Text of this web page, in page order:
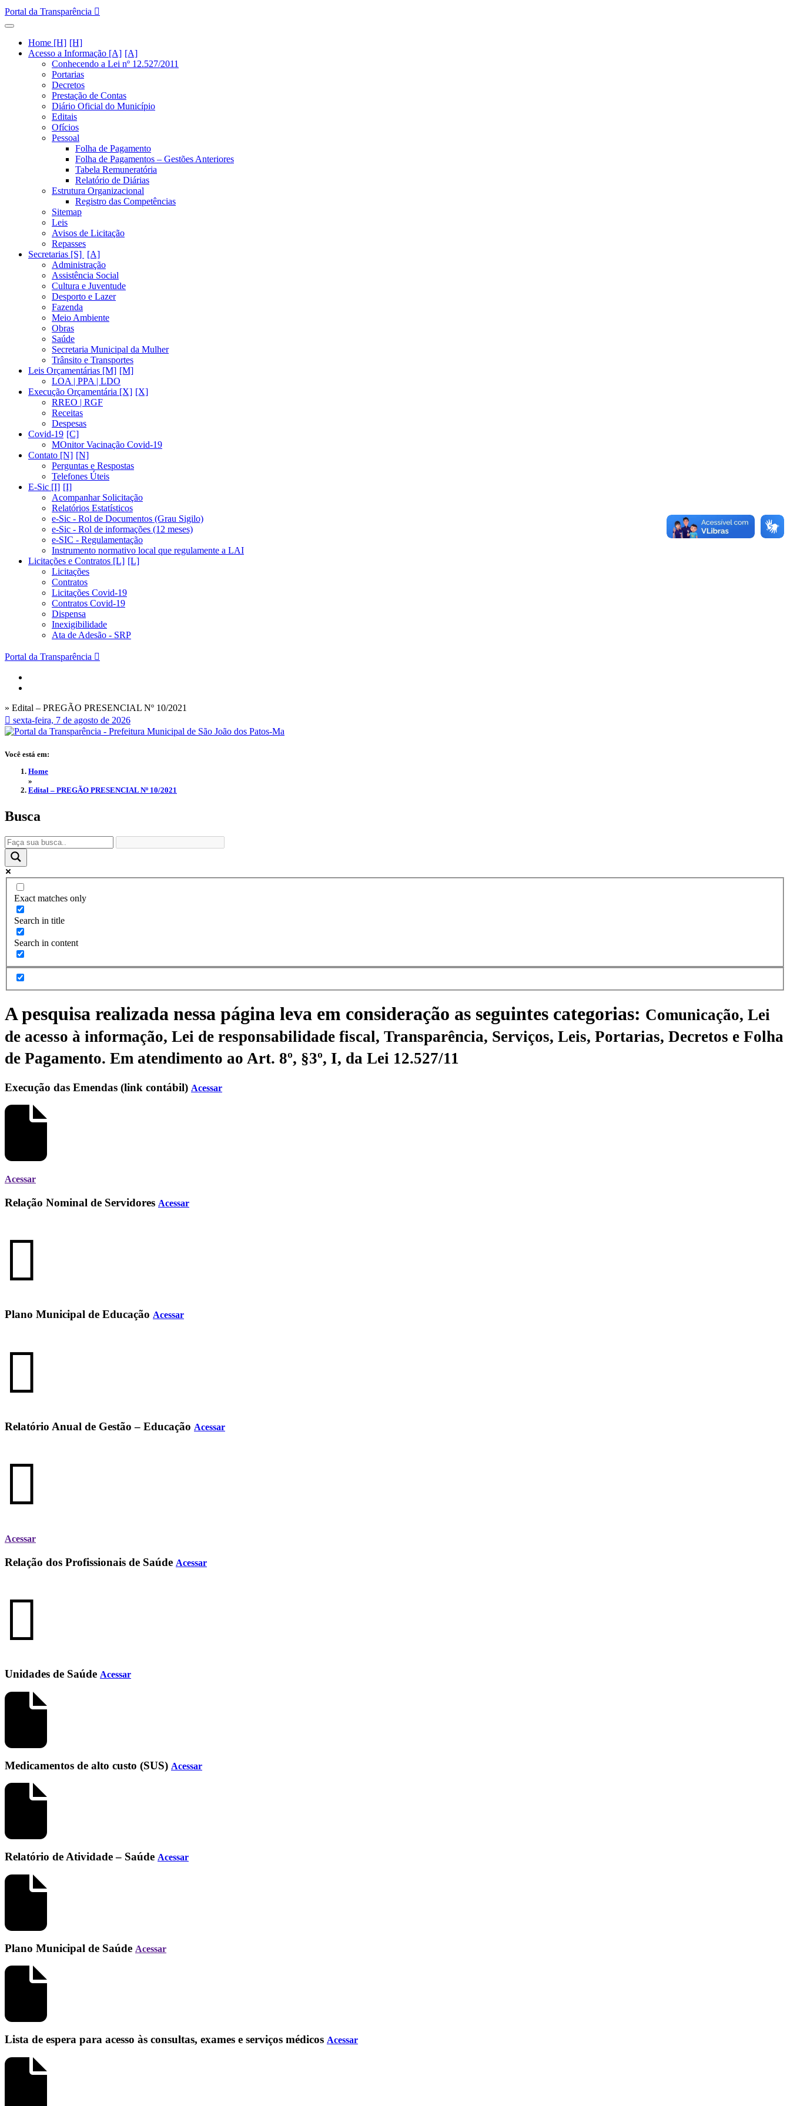
Portal da Transparência
Home [H]
Acesso a Informação [A]
Conhecendo a Lei nº 12.527/2011
Portarias
Decretos
Prestação de Contas
Diário Oficial do Município
Editais
Ofícios
Pessoal
Folha de Pagamento
Folha de Pagamentos – Gestões Anteriores
Tabela Remuneratória
Relatório de Diárias
Estrutura Organizacional
Registro das Competências
Sitemap
Leis
Avisos de Licitação
Repasses
Secretarias [S]
Administração
Assistência Social
Cultura e Juventude
Desporto e Lazer
Fazenda
Meio Ambiente
Obras
Saúde
Secretaria Municipal da Mulher
Trânsito e Transportes
Leis Orçamentárias [M]
LOA | PPA | LDO
Execução Orçamentária [X]
RREO | RGF
Receitas
Despesas
Covid-19
MOnitor Vacinação Covid-19
Contato [N]
Perguntas e Respostas
Telefones Úteis
E-Sic [I]
Acompanhar Solicitação
Relatórios Estatísticos
e-Sic - Rol de Documentos (Grau Sigilo)
e-Sic - Rol de informações (12 meses)
e-SIC - Regulamentação
Instrumento normativo local que regulamente a LAI
Licitações e Contratos [L]
Licitações
Contratos
Licitações Covid-19
Contratos Covid-19
Dispensa
Inexigibilidade
Ata de Adesão - SRP
Portal da Transparência
» Edital – PREGÃO PRESENCIAL Nº 10/2021
sexta-feira, 7 de agosto de 2026
Você está em:
Home
»
Edital – PREGÃO PRESENCIAL Nº 10/2021
Busca
Exact matches only
Search in title
Search in content
A pesquisa realizada nessa página leva em consideração as seguintes categorias: Comunicação, Lei
de acesso à informação, Lei de responsabilidade fiscal, Transparência, Serviços, Leis, Portarias, Decretos e Folha
de Pagamento. Em atendimento ao Art. 8º, §3º, I, da Lei 12.527/11
Execução das Emendas (link contábil) Acessar
Acessar
Relação Nominal de Servidores Acessar
Plano Municipal de Educação Acessar
Relatório Anual de Gestão – Educação Acessar
Acessar
Relação dos Profissionais de Saúde Acessar
Unidades de Saúde Acessar
Medicamentos de alto custo (SUS) Acessar
Relatório de Atividade – Saúde Acessar
Plano Municipal de Saúde Acessar
Lista de espera para acesso às consultas, exames e serviços médicos Acessar